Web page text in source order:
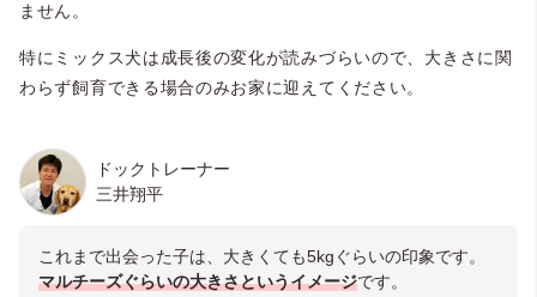
ません。
特にミックス犬は成長後の変化が読みづらいので、大きさに関
わらず飼育できる場合のみお家に迎えてください。
ドックトレーナー
三井翔平
これまで出会った子は、大きくても5kgぐらいの印象です。
マルチーズぐらいの大きさというイメージです。